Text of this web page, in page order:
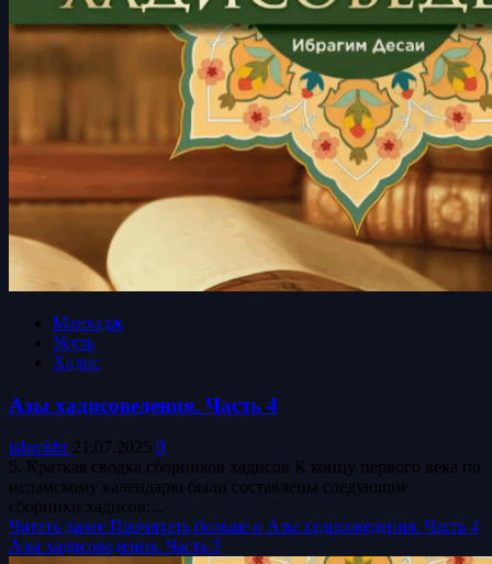
Манхадж
Усуль
Хадис
Азы хадисоведения. Часть 4
islamkbr 21.07.2025 0
5. Краткая сводка сборников хадисов К концу первого века по
исламскому календарю были составлены следующие
сборники хадисов:...
Читать далее Прочитать больше о Азы хадисоведения. Часть 4
Азы хадисоведения. Часть 3